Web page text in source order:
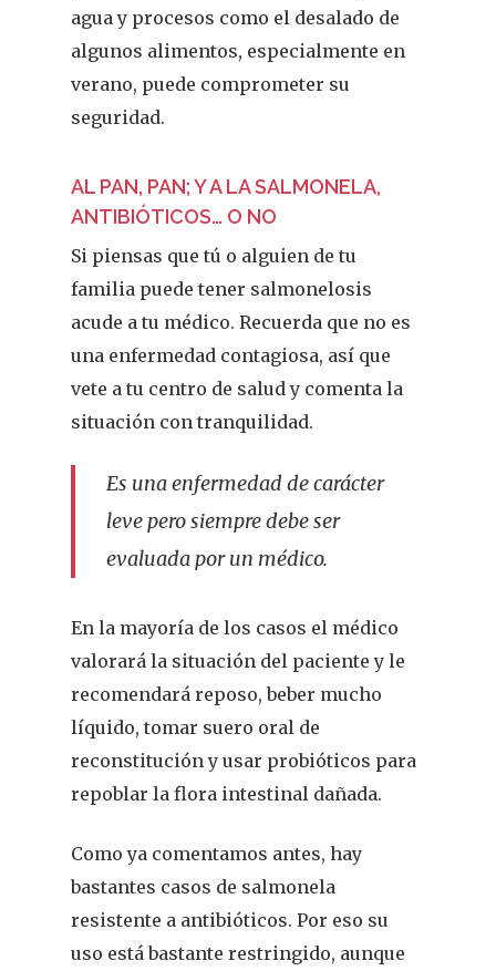
agua y procesos como el desalado de
algunos alimentos, especialmente en
verano, puede comprometer su
seguridad.
AL PAN, PAN; Y A LA SALMONELA,
ANTIBIÓTICOS… O NO
Si piensas que tú o alguien de tu
familia puede tener salmonelosis
acude a tu médico. Recuerda que no es
una enfermedad contagiosa, así que
vete a tu centro de salud y comenta la
situación con tranquilidad.
Es una enfermedad de carácter
leve pero siempre debe ser
evaluada por un médico.
En la mayoría de los casos el médico
valorará la situación del paciente y le
recomendará reposo, beber mucho
líquido, tomar suero oral de
reconstitución y usar probióticos para
repoblar la flora intestinal dañada.
Como ya comentamos antes, hay
bastantes casos de salmonela
resistente a antibióticos. Por eso su
uso está bastante restringido, aunque